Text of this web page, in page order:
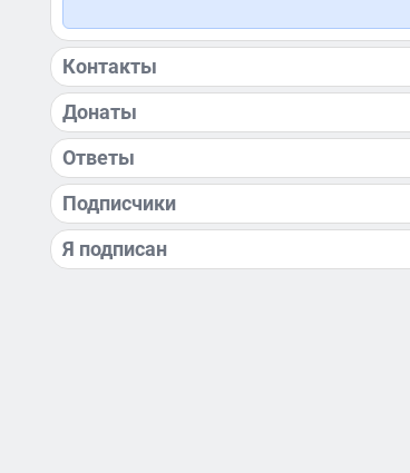
Контакты
Донаты
Ответы
Подписчики
Я подписан